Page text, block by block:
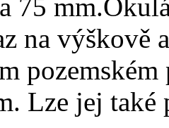
75
na výškově
Lze jej